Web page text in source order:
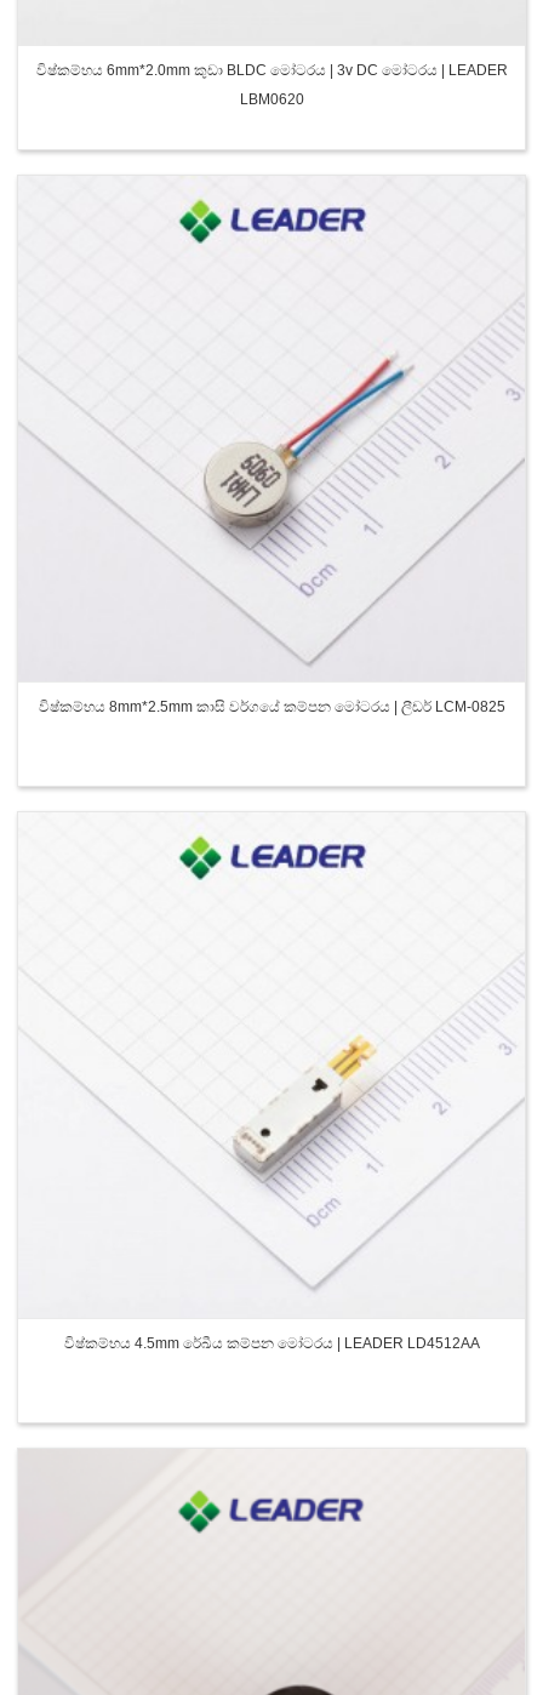
විෂ්කම්භය 6mm*2.0mm කුඩා BLDC මෝටරය | 3v DC මෝටරය | LEADER
LBM0620
විෂ්කම්භය 8mm*2.5mm කාසි වර්ගයේ කම්පන මෝටරය | ලීඩර් LCM-0825
විෂ්කම්භය 4.5mm රේඛීය කම්පන මෝටරය | LEADER LD4512AA